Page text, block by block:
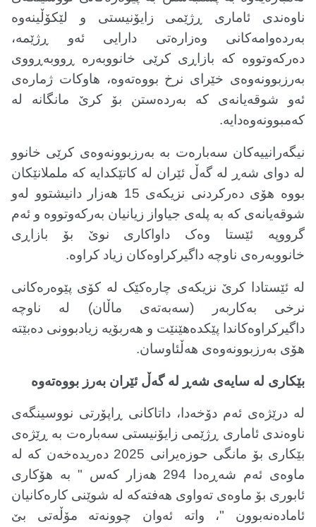
ناوەندی ئاماری ڕژێمی زایۆنیستی و لێکۆڵینەوە
بەردەوامەکانی وەزارەتی دارایی ئەو ڕژێمە،
دەرکەوتووە کە بازاڕی کرێی خانووبەرە ڕووبەڕووی
بەرزبوونەوەی خێرای نرخ بووەتەوە، هاوکات ژمارەی
ئەو شوقەیانەی کە بەردەستن بۆ کرێ مانگانە لە
کەمبوونەوەدایە.
نیگەرانییەکان سەبارەت بە بەرزبوونەوەی کرێی خانوو
لە دوای شەڕ لە گەڵ ئێران لە کاتێکدایە کە ململانێکان
بووە هۆی دەرکردنی نزیکەی 15 هەزار دانیشتوو لەو
شوقەیانەی کە بە پلەی جیاواز زیانیان بەرکەوتووە و ئەم
گرووپە ئێستا وەک داواکاری نوێ بۆ بازاڕی
خانووبەرەی ناوچە داگیرکراوەکان زیاد کراوە.
لە ئێستادا کرێ نزیکەی چارەکێک لە کۆی پێوەرەکانی
نرخی بەکاربەر (سەبەتەی ماڵان) لە ناوچە
داگیرکراوەکاندا پێکدەهێنێت و هەربۆیە زیادبوونی دەبێتە
هۆی بەرزبوونەوەی هەڵئاوسان.
بێکاری لە سایەی شەڕ لە گەڵ ئێران بەرز بووەتەوە
لە درێژەی ئەم دۆخەدا، داتاکانی ڕاپۆرتی نووسینگەی
ناوەندی ئاماری ڕژێمی زایۆنیستی سەبارەت بە ڕێژەی
بێکاری بۆ مانگی حوزەیرانی 2025 دەریدەخەن کە لە
ماوەی ئەم شەڕەدا 294 هەزار کەس " بە هۆکاری
ئابوری بۆ ماوەی تەواوی هەفتەکە لە شوێنی کارەکانیان
ئامادەنەبوون "، واتە ئەوان چوونەتە مۆڵەتی بێ